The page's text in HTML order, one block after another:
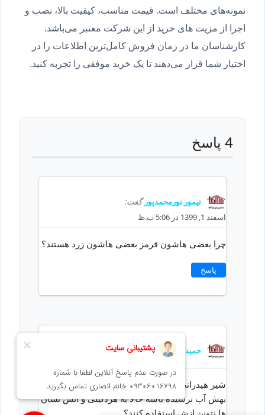
نمونه‌های مختلف است. قیمت مناسب، کیفیت بالا، نصب و
اجرا از مزیت های خرید از این شرکت معتبر می‌باشد.
کارشناسان ما در زمان فروش کامل‌ترین اطلاعات را در
اختیار شما قرار می‌دهند تا یک خرید موفقی را تجربه کنید.
4 پاسخ
تیمور نورمحمدپور گفت:
اسفند 1, 1399 در 5:06 ب.ظ
چرا بعضی هاشون قرمز بعضی هاشون زرد هستند؟
پاسخ
حمیده کریمی گفت: اسفند 1, 1399 در 5:07 ب.ظ
شیر هیدرانت آتش نشانی امکان داره که یه موقع
بهش آب نرسیده باشه حالا به هردلیلی و آتش نشان